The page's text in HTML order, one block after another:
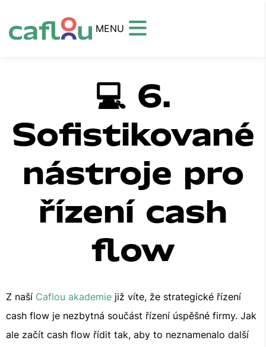
MENU
💻 6.
Sofistikované
nástroje pro
řízení cash
flow
Z naší Caflou akademie již víte, že strategické řízení
cash flow je nezbytná součást řízení úspěšné firmy. Jak
ale začít cash flow řídit tak, aby to neznamenalo další